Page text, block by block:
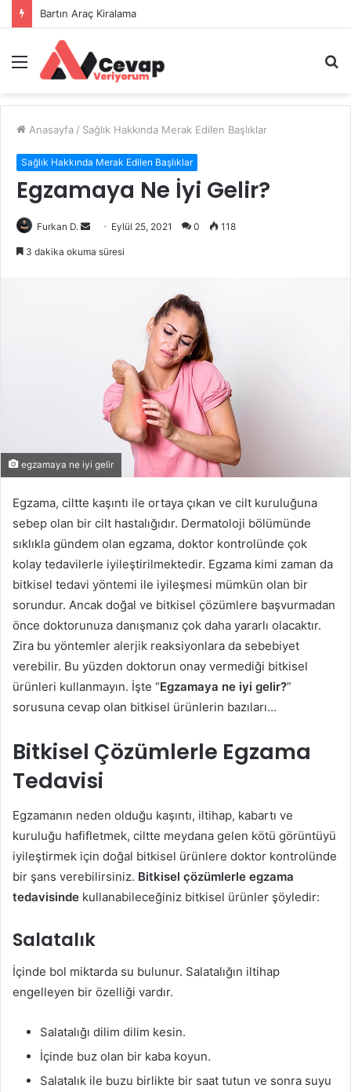
Bartın Araç Kiralama
Menü
...
Anasayfa / Sağlık Hakkında Merak Edilen Başlıklar
Sağlık Hakkında Merak Edilen Başlıklar
Egzamaya Ne İyi Gelir?
Furkan D.
Bir
Eylül 25, 2021 0 118
3 dakika okuma süresi
egzamaya ne iyi gelir
Egzama, ciltte kaşıntı ile ortaya çıkan ve cilt kuruluğuna
sebep olan bir cilt hastalığıdır. Dermatoloji bölümünde
sıklıkla gündem olan egzama, doktor kontrolünde çok
kolay tedavilerle iyileştirilmektedir. Egzama kimi zaman da
bitkisel tedavi yöntemi ile iyileşmesi mümkün olan bir
sorundur. Ancak doğal ve bitkisel çözümlere başvurmadan
önce doktorunuza danışmanız çok daha yararlı olacaktır.
Zira bu yöntemler alerjik reaksiyonlara da sebebiyet
verebilir. Bu yüzden doktorun onay vermediği bitkisel
ürünleri kullanmayın. İşte “Egzamaya ne iyi gelir?”
sorusuna cevap olan bitkisel ürünlerin bazıları…
Bitkisel Çözümlerle Egzama
Tedavisi
Egzamanın neden olduğu kaşıntı, iltihap, kabartı ve
kuruluğu hafifletmek, ciltte meydana gelen kötü görüntüyü
iyileştirmek için doğal bitkisel ürünlere doktor kontrolünde
bir şans verebilirsiniz. Bitkisel çözümlerle egzama
tedavisinde kullanabileceğiniz bitkisel ürünler şöyledir:
Salatalık
İçinde bol miktarda su bulunur. Salatalığın iltihap
engelleyen bir özelliği vardır.
Salatalığı dilim dilim kesin.
İçinde buz olan bir kaba koyun.
Salatalık ile buzu birlikte bir saat tutun ve sonra suyu